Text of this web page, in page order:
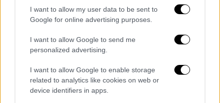
I want to allow my user data to be sent to
Google for online advertising purposes.
I want to allow Google to send me
personalized advertising.
I want to allow Google to enable storage
related to analytics like cookies on web or
device identifiers in apps.
Οι Έλληνες δεν ξεχνούν τη συμπαράσταση
αλληλεγγύη του σε κάθε
στιγμή της χώρας. Εκ μέρους όλων τους,
εκφράζω τη θλίψη μου για την απώλειά του».
Τα σχολιά σας δημοσιεύονται άμεσα με δική σας ευθύνη. Το